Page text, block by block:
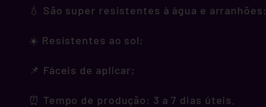
💧 São super resistentes à água e arranhões;
☀️ Resistentes ao sol;
📌 Fáceis de aplicar;
⏰ Tempo de produção: 3 a 7 dias úteis.